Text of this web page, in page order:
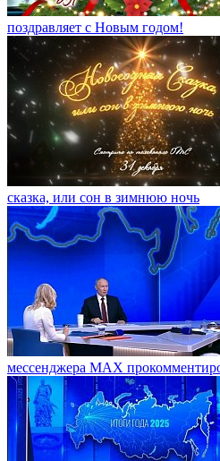
поздравляет с Новым годом!
сказка, или сон в зимнюю ночь
мессенджера MAX